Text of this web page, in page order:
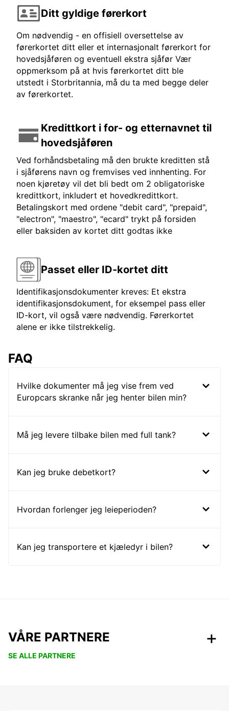
Ditt gyldige førerkort
Om nødvendig - en offisiell oversettelse av
førerkortet ditt eller et internasjonalt førerkort for
hovedsjåføren og eventuell ekstra sjåfør Vær
oppmerksom på at hvis førerkortet ditt ble
utstedt i Storbritannia, må du ta med begge deler
av førerkortet.
Kredittkort i for- og etternavnet til
hovedsjåføren
Ved forhåndsbetaling må den brukte kreditten stå
i sjåførens navn og fremvises ved innhenting. For
noen kjøretøy vil det bli bedt om 2 obligatoriske
kredittkort, inkludert et hovedkredittkort.
Betalingskort med ordene "debit card", "prepaid",
"electron", "maestro", "ecard" trykt på forsiden
eller baksiden av kortet ditt godtas ikke
Passet eller ID-kortet ditt
Identifikasjonsdokumenter kreves: Et ekstra
identifikasjonsdokument, for eksempel pass eller
ID-kort, vil også være nødvendig. Førerkortet
alene er ikke tilstrekkelig.
FAQ
Hvilke dokumenter må jeg vise frem ved
Europcars skranke når jeg henter bilen min?
Må jeg levere tilbake bilen med full tank?
Kan jeg bruke debetkort?
Hvordan forlenger jeg leieperioden?
Kan jeg transportere et kjæledyr i bilen?
VÅRE PARTNERE
SE ALLE PARTNERE